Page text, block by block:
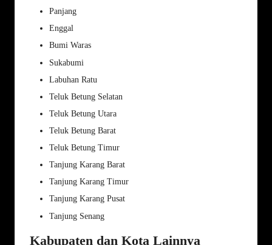
Panjang
Enggal
Bumi Waras
Sukabumi
Labuhan Ratu
Teluk Betung Selatan
Teluk Betung Utara
Teluk Betung Barat
Teluk Betung Timur
Tanjung Karang Barat
Tanjung Karang Timur
Tanjung Karang Pusat
Tanjung Senang
Kabupaten dan Kota Lainnya